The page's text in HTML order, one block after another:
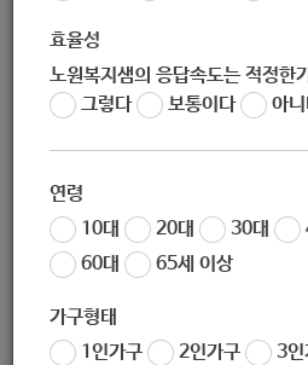
효율성
노원복지샘의 응답속도는 적정한
그렇다
보통이다 아
연령
10대
20대 30대
60대
65세 이상
가구형태
1인가구
2인가구 3인
2020년 의료급여사례관리업무매뉴얼
지침
작성자 노원 복지샘
344